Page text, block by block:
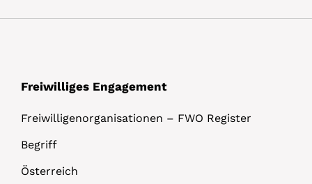
Freiwilliges Engagement
Freiwilligenorganisationen – FWO Register
Begriff
Österreich